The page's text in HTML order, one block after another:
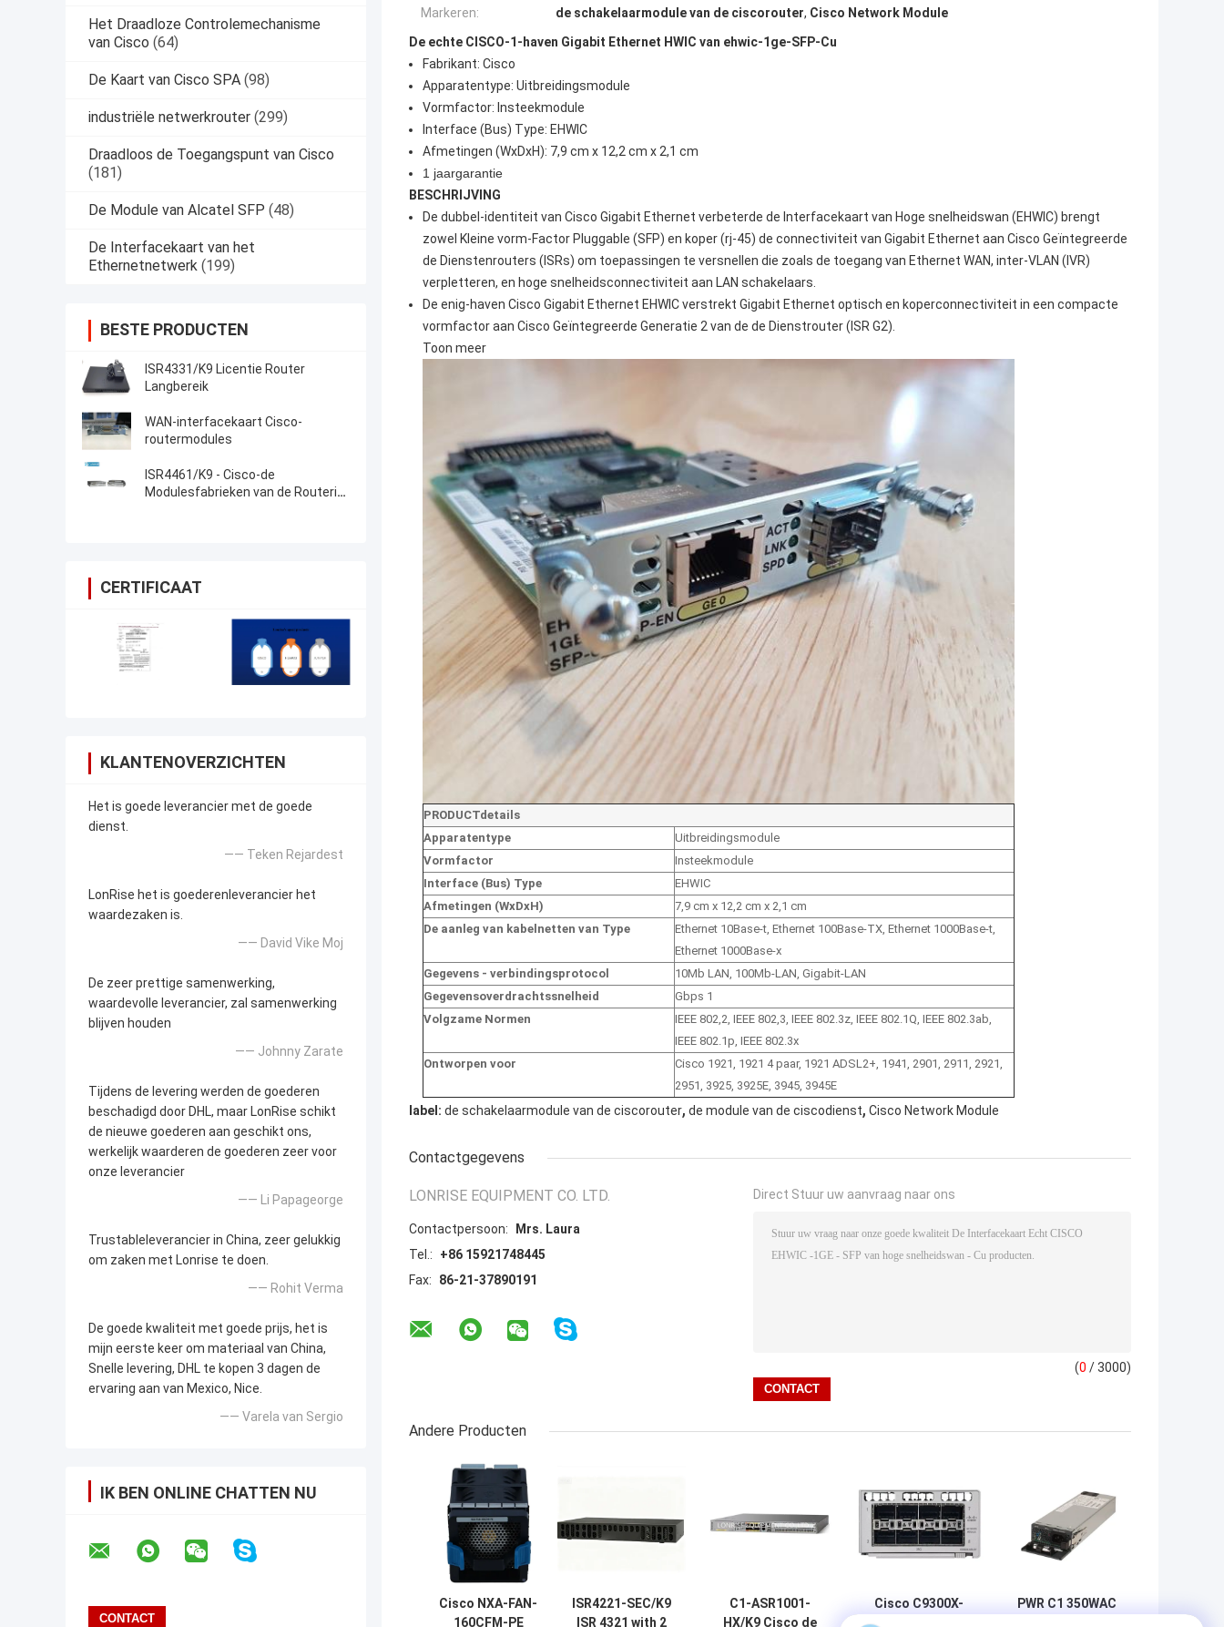
Het Draadloze Controlemechanisme
van Cisco (64)
De Kaart van Cisco SPA (98)
industriële netwerkrouter (299)
Draadloos de Toegangspunt van Cisco
(181)
De Module van Alcatel SFP (48)
De Interfacekaart van het
Ethernetnetwerk (199)
BESTE PRODUCTEN
ISR4331/K9 Licentie Router
Langbereik
WAN-interfacekaart Cisco-
routermodules
ISR4461/K9 - Cisco-de
Modulesfabrieken van de Routerisr
CERTIFICAAT
KLANTENOVERZICHTEN
Het is goede leverancier met de goede
dienst.
—— Teken Rejardest
LonRise het is goederenleverancier het
waardezaken is.
—— David Vike Moj
De zeer prettige samenwerking,
waardevolle leverancier, zal samenwerking
blijven houden
—— Johnny Zarate
Tijdens de levering werden de goederen
beschadigd door DHL, maar LonRise schikt
de nieuwe goederen aan geschikt ons,
werkelijk waarderen de goederen zeer voor
onze leverancier
—— Li Papageorge
Trustableleverancier in China, zeer gelukkig
om zaken met Lonrise te doen.
—— Rohit Verma
De goede kwaliteit met goede prijs, het is
mijn eerste keer om materiaal van China,
Snelle levering, DHL te kopen 3 dagen de
ervaring aan van Mexico, Nice.
—— Varela van Sergio
IK BEN ONLINE CHATTEN NU
Markeren: de schakelaarmodule van de ciscorouter, Cisco Network Module
De echte CISCO-1-haven Gigabit Ethernet HWIC van ehwic-1ge-SFP-Cu
Fabrikant: Cisco
Apparatentype: Uitbreidingsmodule
Vormfactor: Insteekmodule
Interface (Bus) Type: EHWIC
Afmetingen (WxDxH): 7,9 cm x 12,2 cm x 2,1 cm
1 jaargarantie
BESCHRIJVING
De dubbel-identiteit van Cisco Gigabit Ethernet verbeterde de Interfacekaart van Hoge snelheidswan (EHWIC) brengt
zowel Kleine vorm-Factor Pluggable (SFP) en koper (rj-45) de connectiviteit van Gigabit Ethernet aan Cisco Geïntegreerde
de Dienstenrouters (ISRs) om toepassingen te versnellen die zoals de toegang van Ethernet WAN, inter-VLAN (IVR)
verpletteren, en hoge snelheidsconnectiviteit aan LAN schakelaars.
De enig-haven Cisco Gigabit Ethernet EHWIC verstrekt Gigabit Ethernet optisch en koperconnectiviteit in een compacte
vormfactor aan Cisco Geïntegreerde Generatie 2 van de de Dienstrouter (ISR G2).
Toon meer
PRODUCTdetails
Apparatentype
Uitbreidingsmodule
Vormfactor
Insteekmodule
Interface (Bus) Type
EHWIC
Afmetingen (WxDxH)
7,9 cm x 12,2 cm x 2,1 cm
De aanleg van kabelnetten van Type
Ethernet 10Base-t, Ethernet 100Base-TX, Ethernet 1000Base-t,
Ethernet 1000Base-x
Gegevens - verbindingsprotocol
10Mb LAN, 100Mb-LAN, Gigabit-LAN
Gegevensoverdrachtssnelheid
Gbps 1
Volgzame Normen
IEEE 802,2, IEEE 802,3, IEEE 802.3z, IEEE 802.1Q, IEEE 802.3ab,
IEEE 802.1p, IEEE 802.3x
Ontworpen voor
Cisco 1921, 1921 4 paar, 1921 ADSL2+, 1941, 2901, 2911, 2921,
2951, 3925, 3925E, 3945, 3945E
label: de schakelaarmodule van de ciscorouter, de module van de ciscodienst, Cisco Network Module
Contactgegevens
LONRISE EQUIPMENT CO. LTD.
Contactpersoon:
Mrs. Laura
Tel.:
+86 15921748445
Fax:
86-21-37890191
Direct Stuur uw aanvraag naar ons
(0 / 3000)
Andere Producten
Cisco NXA-FAN-
160CFM-PE
ISR4221-SEC/K9
ISR 4321 with 2
C1-ASR1001-
HX/K9 Cisco de
Cisco C9300X-
NM-8Y Catalyst
PWR C1 350WAC